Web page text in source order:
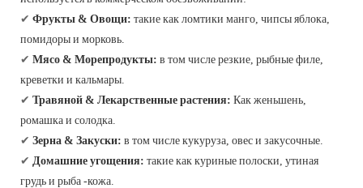
✔ Фрукты & Овощи: такие как ломтики манго, чипсы яблока,
помидоры и морковь.
✔ Мясо & Морепродукты: в том числе резкие, рыбные филе,
креветки и кальмары.
✔ Травяной & Лекарственные растения: Как женьшень,
ромашка и солодка.
✔ Зерна & Закуски: в том числе кукуруза, овес и закусочные.
✔ Домашние угощения: такие как куриные полоски, утиная
грудь и рыба -кожа.